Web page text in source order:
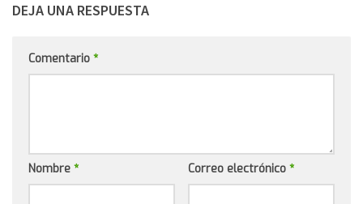
DEJA UNA RESPUESTA
Comentario *
Nombre * Correo electrónico *